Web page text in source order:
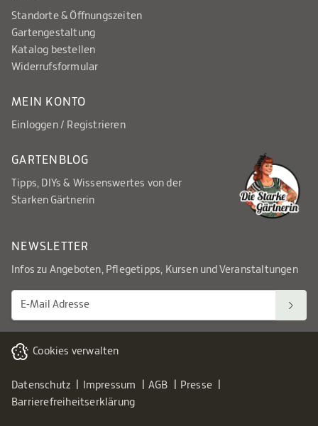
Standorte & Öffnungszeiten
Gartengestaltung
Katalog bestellen
Widerrufsformular
MEIN KONTO
Einloggen / Registrieren
GARTENBLOG
Tipps, DIYs & Wissenswertes von der
Starken Gärtnerin
NEWSLETTER
Infos zu Angeboten, Pflegetipps, Kursen und Veranstaltungen
Cookies verwalten
Datenschutz Impressum AGB
Presse
Barrierefreiheitserklärung